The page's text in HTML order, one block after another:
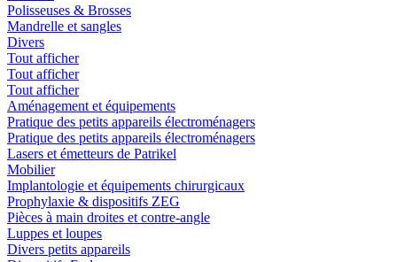
Polisseuses & Brosses
Mandrelle et sangles
Divers
Tout afficher
Tout afficher
Tout afficher
Aménagement et équipements
Pratique des petits appareils électroménagers
Pratique des petits appareils électroménagers
Lasers et émetteurs de Patrikel
Mobilier
Implantologie et équipements chirurgicaux
Prophylaxie & dispositifs ZEG
Pièces à main droites et contre-angle
Luppes et loupes
Divers petits appareils